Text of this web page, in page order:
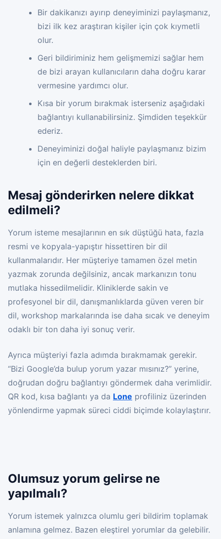
Bir dakikanızı ayırıp deneyiminizi paylaşmanız,
bizi ilk kez araştıran kişiler için çok kıymetli
olur.
Geri bildiriminiz hem gelişmemizi sağlar hem
de bizi arayan kullanıcıların daha doğru karar
vermesine yardımcı olur.
Kısa bir yorum bırakmak isterseniz aşağıdaki
bağlantıyı kullanabilirsiniz. Şimdiden teşekkür
ederiz.
Deneyiminizi doğal haliyle paylaşmanız bizim
için en değerli desteklerden biri.
Mesaj gönderirken nelere dikkat
edilmeli?
Yorum isteme mesajlarının en sık düştüğü hata, fazla
resmi ve kopyala-yapıştır hissettiren bir dil
kullanmalarıdır. Her müşteriye tamamen özel metin
yazmak zorunda değilsiniz, ancak markanızın tonu
mutlaka hissedilmelidir. Kliniklerde sakin ve
profesyonel bir dil, danışmanlıklarda güven veren bir
dil, workshop markalarında ise daha sıcak ve deneyim
odaklı bir ton daha iyi sonuç verir.
Ayrıca müşteriyi fazla adımda bırakmamak gerekir.
“Bizi Google’da bulup yorum yazar mısınız?” yerine,
doğrudan doğru bağlantıyı göndermek daha verimlidir.
QR kod, kısa bağlantı ya da Lone profiliniz üzerinden
yönlendirme yapmak süreci ciddi biçimde kolaylaştırır.
Olumsuz yorum gelirse ne
yapılmalı?
Yorum istemek yalnızca olumlu geri bildirim toplamak
anlamına gelmez. Bazen eleştirel yorumlar da gelebilir.